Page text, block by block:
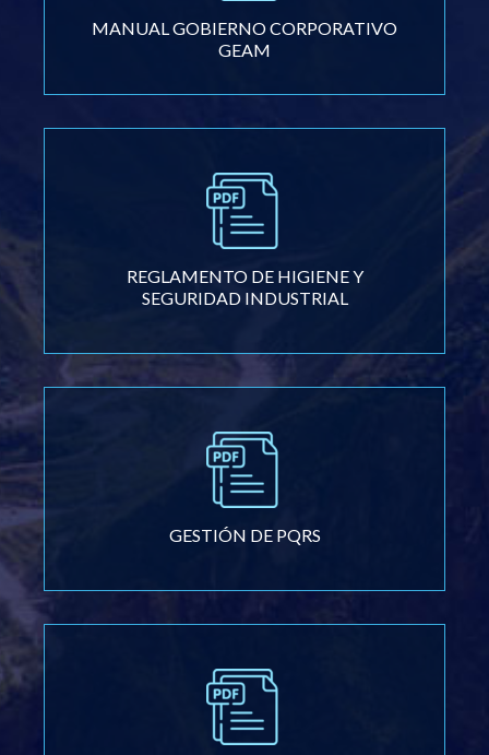
MANUAL GOBIERNO CORPORATIVO
GEAM
REGLAMENTO DE HIGIENE Y
SEGURIDAD INDUSTRIAL
GESTIÓN DE PQRS